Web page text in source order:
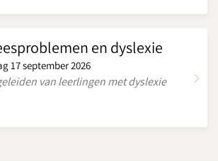
en dyslexie
17 september 2026
van leerlingen met dyslexie